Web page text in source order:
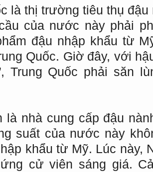
là thị trường tiêu thụ
của nước này phải
đậu nhập khẩu từ
Quốc. Giờ đây, với
Trung Quốc phải săn
là nhà cung cấp đậu
suất của nước này
khẩu từ Mỹ. Lúc này,
cử viên sáng giá.